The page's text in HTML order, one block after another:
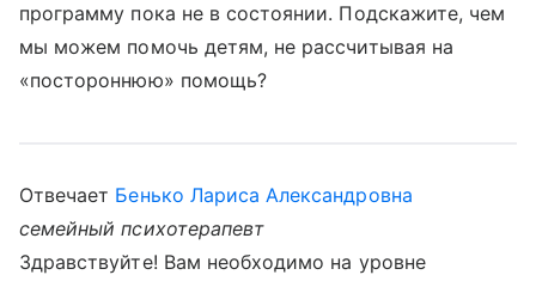
программу пока не в состоянии. Подскажите, чем
мы можем помочь детям, не рассчитывая на
«постороннюю» помощь?
Отвечает Бенько Лариса Александровна
семейный психотерапевт
Здравствуйте! Вам необходимо на уровне